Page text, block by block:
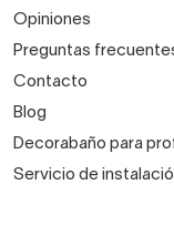
Opiniones
Preguntas
Contacto
Blog
Decorabaño para
Servicio de